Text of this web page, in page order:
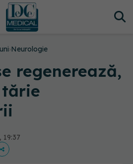
›Neurologie
regenerează,
tărie
19:37